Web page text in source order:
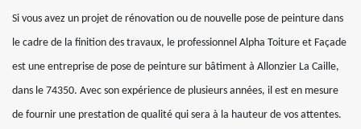
Si vous avez un projet de rénovation ou de nouvelle pose de peinture dans
le cadre de la finition des travaux, le professionnel Alpha Toiture et Façade
est une entreprise de pose de peinture sur bâtiment à Allonzier La Caille,
dans le 74350. Avec son expérience de plusieurs années, il est en mesure
de fournir une prestation de qualité qui sera à la hauteur de vos attentes.